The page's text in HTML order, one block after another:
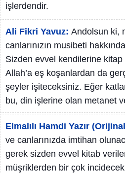
işlerdendir.
Ali Fikri Yavuz: Andolsun ki,
canlarınızın musibeti
Sizden evvel kendilerine
Allah’a eş koşanlardan da
şeyler işiteceksiniz. Eğer
bu, din işlerine olan metanet
Elmalılı Hamdi Yazır
ve canlarınızda imtihan
gerek sizden evvel kitab
müşriklerden bir çok